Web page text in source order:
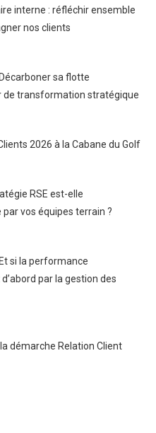
interne : réfléchir ensemble
nos clients
sa flotte
de transformation stratégique
2026 à la Cabane du Golf
RSE est-elle
vos équipes terrain ?
si la performance
par la gestion des
démarche Relation Client